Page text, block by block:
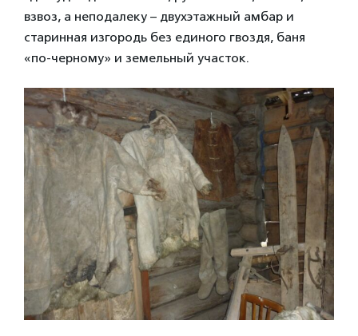
взвоз, а неподалеку – двухэтажный амбар и
старинная изгородь без единого гвоздя, баня
«по-черному» и земельный участок.